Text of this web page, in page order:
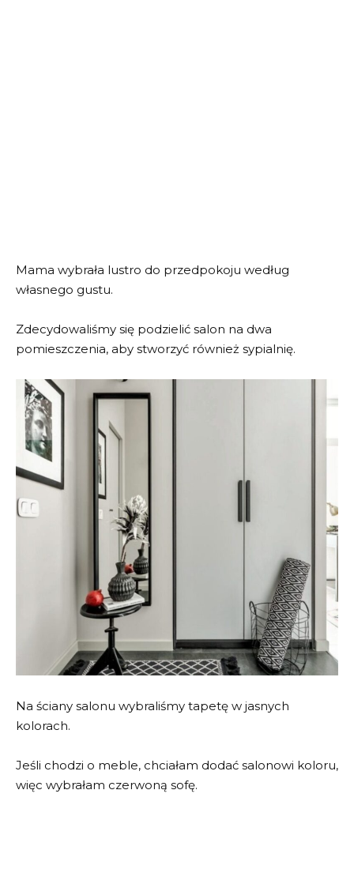
Mama wybrała lustro do przedpokoju według
własnego gustu.
Zdecydowaliśmy się podzielić salon na dwa
pomieszczenia, aby stworzyć również sypialnię.
Na ściany salonu wybraliśmy tapetę w jasnych
kolorach.
Jeśli chodzi o meble, chciałam dodać salonowi koloru,
więc wybrałam czerwoną sofę.